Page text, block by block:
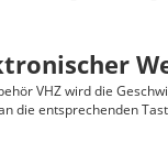
VHZ wird die
die entsprechenden